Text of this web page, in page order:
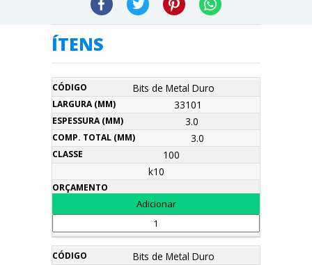
Facebook Twitter Pinterest
ÍTENS
DescriçãoCódigo
Largura Espessura
(mm)
Comp.
Total
(mm)
ClasseOrçamento
Bits de Metal Duro
33101
3.0
3.0
100
k10
Bits de Metal Duro